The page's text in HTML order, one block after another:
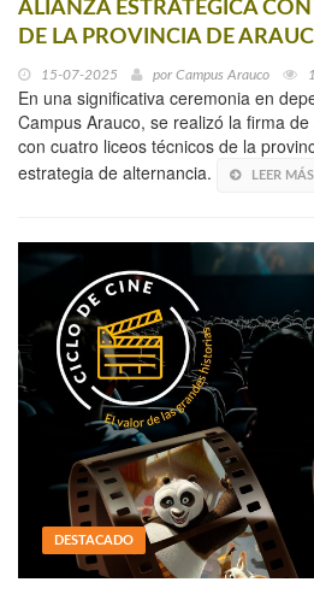
ALIANZA ESTRATÉGICA
DE LA PROVINCIA DE
15-07-2025 por Campus Arauco
En una significativa ceremonia en
Campus Arauco, se realizó la firma
con cuatro liceos técnicos de la
estrategia de alternancia.
LEER MÁS
DESTACADO